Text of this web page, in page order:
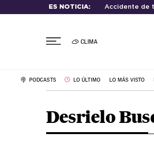
ES NOTICIA: Accidente de
CLIMA
PODCASTS LO ÚLTIMO LO MÁS VISTO
Desrielo